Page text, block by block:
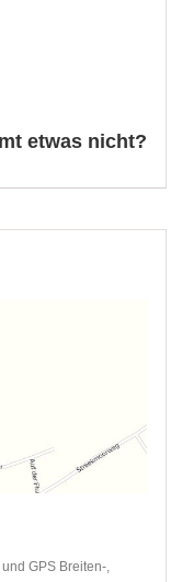
etwas nicht?
GPS Breiten-,